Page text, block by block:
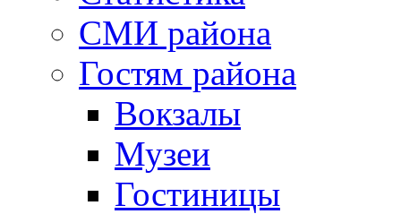
СМИ района
Гостям района
Вокзалы
Музеи
Гостиницы